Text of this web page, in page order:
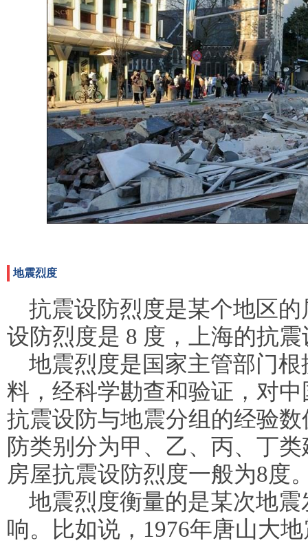
地震烈度
抗震设防烈度是某个地区
设防烈度是 8 度，上海的抗
地震烈度是国家主管部门
料，经科学勘查和验证，对
抗震设防与地震分组的经验
防类别分为甲、乙、丙、丁
房屋抗震设防烈度一般为8度
地震烈度衡量的是某次地
响。比如说，1976年唐山大